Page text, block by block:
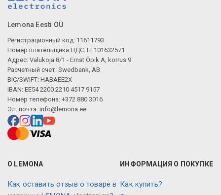
Lemona Eesti OÜ
Регистрационный код: 11611793
Номер плательщика НДС: EE101632571
Адрес: Valukoja 8/1 - Ernst Öpik A, korrus 9
Расчетный счет: Swedbank, AB
BIC/SWIFT: HABAEE2X
IBAN: EE54 2200 2210 4517 9157
Номер телефона: +372 880 3016
Эл. почта: info@lemona.ee
О LEMONA
Как оставить отзыв о товаре в
ИНФОРМАЦИЯ О ПОКУПКЕ
Как купить?